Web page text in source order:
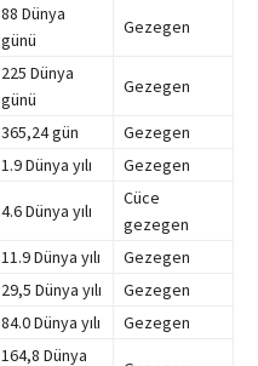
88 Dünya
günü
Gezegen
225 Dünya
günü
Gezegen
365,24 gün
Gezegen
1.9 Dünya yılı Gezegen
4.6 Dünya yılı
Cüce
gezegen
11.9 Dünya yılı
Gezegen
29,5 Dünya yılı
Gezegen
84.0 Dünya yılı Gezegen
164,8 Dünya